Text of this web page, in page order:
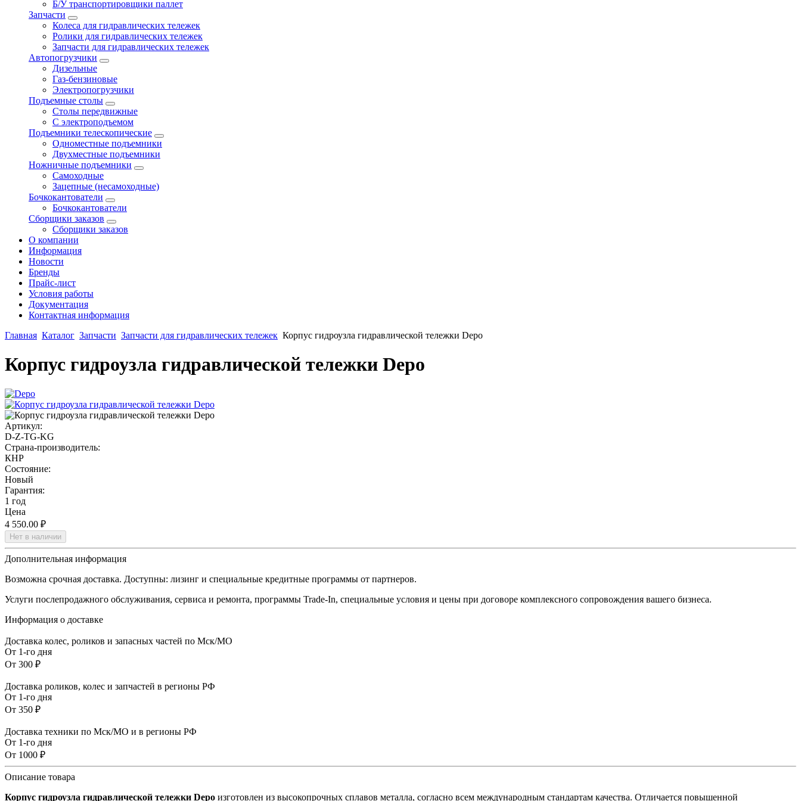
Б/У транспортировщики паллет
Запчасти
Колеса для гидравлических тележек
Ролики для гидравлических тележек
Запчасти для гидравлических тележек
Автопогрузчики
Дизельные
Газ-бензиновые
Электропогрузчики
Подъемные столы
Столы передвижные
С электроподъемом
Подъемники телескопические
Одноместные подъемники
Двухместные подъемники
Ножничные подъемники
Самоходные
Зацепные (несамоходные)
Бочкокантователи
Бочкокантователи
Сборщики заказов
Сборщики заказов
О компании
Информация
Новости
Бренды
Прайс-лист
Условия работы
Документация
Контактная информация
Главная Каталог Запчасти Запчасти для гидравлических тележек Корпус гидроузла гидравлической тележки Depo
Корпус гидроузла гидравлической тележки Depo
Артикул:
D-Z-TG-KG
Страна-производитель:
КНР
Состояние:
Новый
Гарантия:
1 год
Цена
4 550.00 ₽
Нет в наличии
Дополнительная информация
Возможна срочная доставка. Доступны: лизинг и специальные кредитные программы от партнеров.
Услуги послепродажного обслуживания, сервиса и ремонта, программы Trade-In, специальные условия и цены при договоре комплексного сопровождения вашего бизнеса.
Информация о доставке
Доставка колес, роликов и запасных частей по Мск/МО
От 1-го дня
От 300 ₽
Доставка роликов, колес и запчастей в регионы РФ
От 1-го дня
От 350 ₽
Доставка техники по Мск/МО и в регионы РФ
От 1-го дня
От 1000 ₽
Описание товара
Корпус гидроузла гидравлической тележки Depo изготовлен из высокопрочных сплавов металла, согласно всем международным стандартам качества. Отличается повышенной